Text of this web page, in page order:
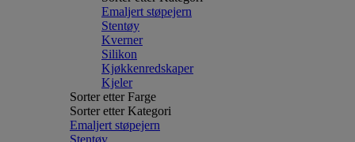
Emaljert støpejern
Stentøy
Kverner
Silikon
Kjøkkenredskaper
Kjeler
Sorter etter Farge
Sorter etter Kategori
Emaljert støpejern
Stentøy